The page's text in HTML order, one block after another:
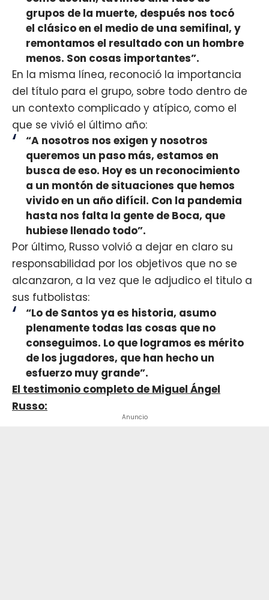
grupos de la muerte, después nos tocó
el clásico en el medio de una semifinal, y
remontamos el resultado con un hombre
menos. Son cosas importantes”.
En la misma línea, reconoció la importancia
del título para el grupo, sobre todo dentro de
un contexto complicado y atípico, como el
que se vivió el último año:
“A nosotros nos exigen y nosotros
queremos un paso más, estamos en
busca de eso. Hoy es un reconocimiento
a un montón de situaciones que hemos
vivido en un año difícil. Con la pandemia
hasta nos falta la gente de Boca, que
hubiese llenado todo”.
Por último, Russo volvió a dejar en claro su
responsabilidad por los objetivos que no se
alcanzaron, a la vez que le adjudico el titulo a
sus futbolistas:
“Lo de Santos ya es historia, asumo
plenamente todas las cosas que no
conseguimos. Lo que logramos es mérito
de los jugadores, que han hecho un
esfuerzo muy grande”.
El testimonio completo de Miguel Ángel
Russo:
Anuncio